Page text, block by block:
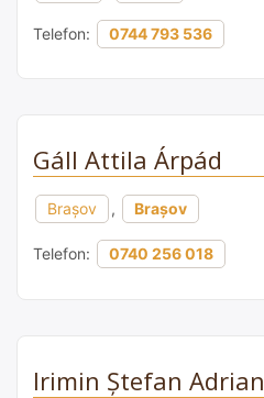
Telefon: 0744 793 536
Gáll Attila Árpád
Brașov , Brașov
Telefon: 0740 256 018
Irimin Ștefan Adrian